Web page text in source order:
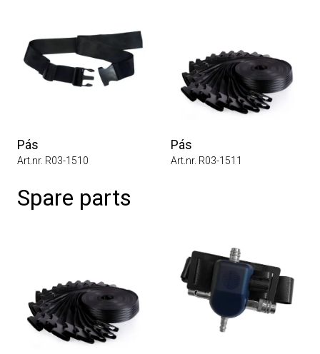
Pás
Art.nr. R03-1510
Pás
Art.nr. R03-1511
Spare parts